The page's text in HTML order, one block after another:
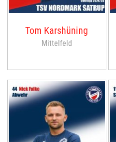
Tom Karshüning
Mittelfeld